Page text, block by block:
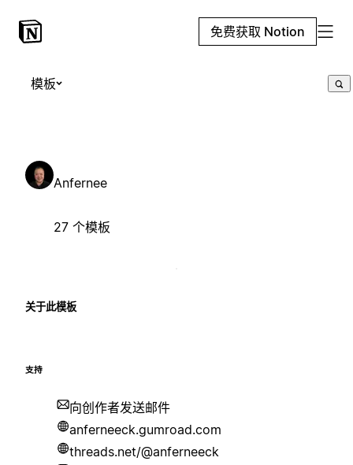
免费获取 Notion
模板
Anfernee
27 个模板
关于此模板
支持
向创作者发送邮件
anferneeck.gumroad.com
threads.net/@anferneeck